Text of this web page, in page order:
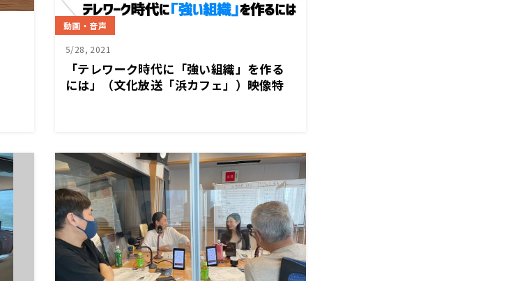
動画・音声
5/28, 2021
「テレワーク時代に「強い組織」を作る
には」（文化放送「浜カフェ」）映像特